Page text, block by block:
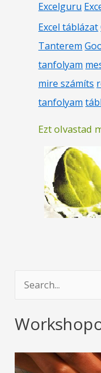
Excelguru
Excel táblázat
Tanterem
tanfolyam
mire számíts
tanfolyam
Ezt olvastad
a
c